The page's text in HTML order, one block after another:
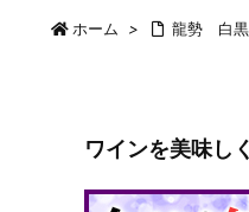
ホーム > 龍勢 白
ワインを美味し